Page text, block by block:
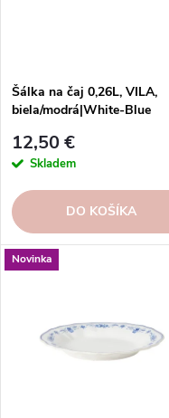
u
k
t
o
v
d
u
k
t
v
Šálka na čaj 0,26L, VILA,
biela/modrá|White-Blue
12,50 €
Skladem
DO KOŠÍKA
Novinka